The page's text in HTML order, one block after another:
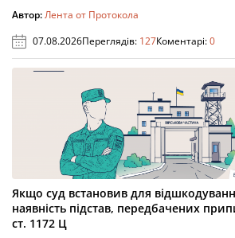
Автор:Лента от Протокола
07.08.2026Переглядів: 127Коментарі:0
Якщо суд встановив для
наявність підстав, передбачених
ст. 1172 Ц